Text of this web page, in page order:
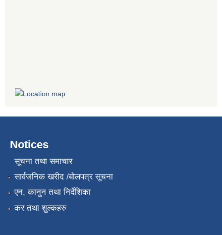
Notices
सूचना तथा समाचार
सार्वजनिक खरीद /बोलपत्र सूचना
एन, कानुन तथा निर्देशिका
कर तथा शुल्कहरु